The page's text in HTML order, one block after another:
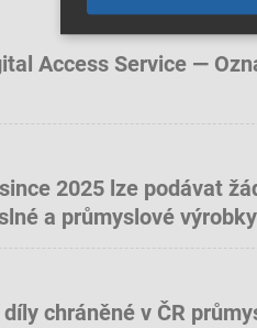
Access Service —
2025 lze podávat
a průmyslové výrobky
chráněné v ČR